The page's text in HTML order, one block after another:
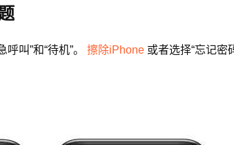
叫”和“待机”。 擦除iPhone 或者选择“忘记密